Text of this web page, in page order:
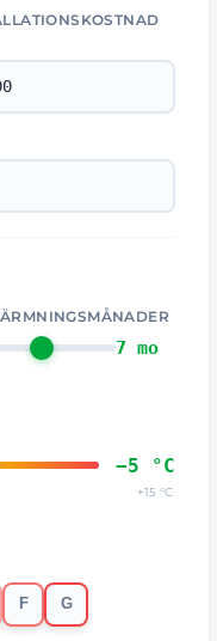
7 mo
−5 °C
+15 °C
F G